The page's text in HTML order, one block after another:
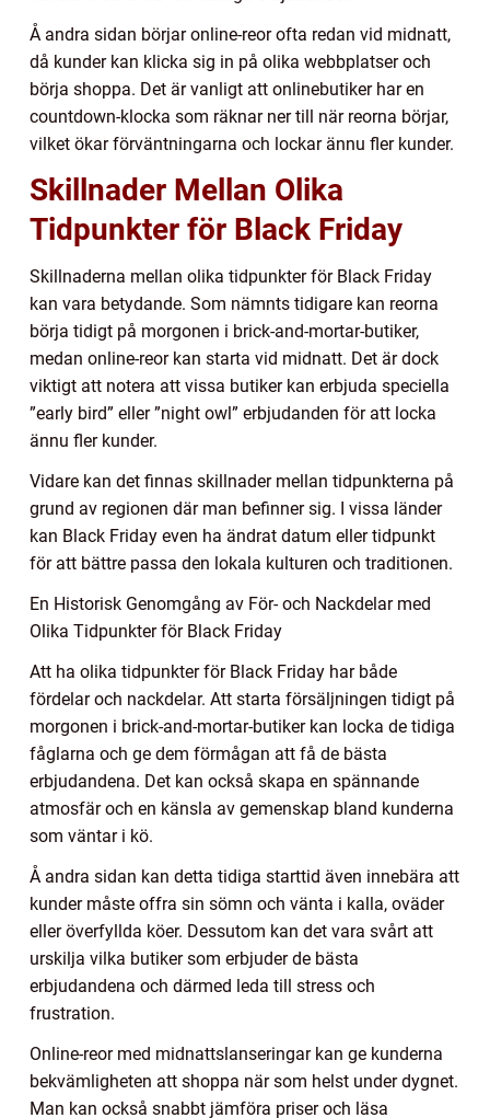
Å andra sidan börjar online-reor ofta redan vid midnatt,
då kunder kan klicka sig in på olika webbplatser och
börja shoppa. Det är vanligt att onlinebutiker har en
countdown-klocka som räknar ner till när reorna börjar,
vilket ökar förväntningarna och lockar ännu fler kunder.
Skillnader Mellan Olika
Tidpunkter för Black Friday
Skillnaderna mellan olika tidpunkter för Black Friday
kan vara betydande. Som nämnts tidigare kan reorna
börja tidigt på morgonen i brick-and-mortar-butiker,
medan online-reor kan starta vid midnatt. Det är dock
viktigt att notera att vissa butiker kan erbjuda speciella
”early bird” eller ”night owl” erbjudanden för att locka
ännu fler kunder.
Vidare kan det finnas skillnader mellan tidpunkterna på
grund av regionen där man befinner sig. I vissa länder
kan Black Friday even ha ändrat datum eller tidpunkt
för att bättre passa den lokala kulturen och traditionen.
En Historisk Genomgång av För- och Nackdelar med
Olika Tidpunkter för Black Friday
Att ha olika tidpunkter för Black Friday har både
fördelar och nackdelar. Att starta försäljningen tidigt på
morgonen i brick-and-mortar-butiker kan locka de tidiga
fåglarna och ge dem förmågan att få de bästa
erbjudandena. Det kan också skapa en spännande
atmosfär och en känsla av gemenskap bland kunderna
som väntar i kö.
Å andra sidan kan detta tidiga starttid även innebära att
kunder måste offra sin sömn och vänta i kalla, oväder
eller överfyllda köer. Dessutom kan det vara svårt att
urskilja vilka butiker som erbjuder de bästa
erbjudandena och därmed leda till stress och
frustration.
Online-reor med midnattslanseringar kan ge kunderna
bekvämligheten att shoppa när som helst under dygnet.
Man kan också snabbt jämföra priser och läsa